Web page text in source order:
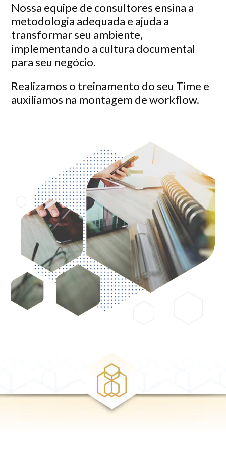
Nossa equipe de consultores ensina a
metodologia adequada e ajuda a
transformar seu ambiente,
implementando a cultura documental
para seu negócio.
Realizamos o treinamento do seu Time e
auxiliamos na montagem de workflow.